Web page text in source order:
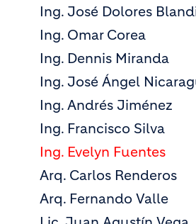
Ing. José Dolores
Ing. Omar Corea
Ing. Dennis
Ing. José Ángel
Ing. Andrés
Ing. Francisco
Ing. Evelyn
Arq. Carlos
Arq. Fernando